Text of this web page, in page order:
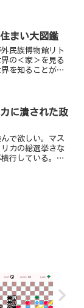
...まい大図鑑
民族博物館リト
の＜家＞を見る
を知ることがで
に潰された政
で欲しい。マス
カの総選挙さな
行している。本